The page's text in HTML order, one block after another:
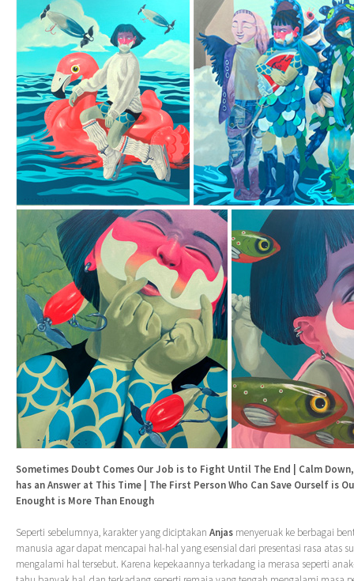
Sometimes Doubt Comes Our Job is to Fight Until The End | Calm
has an Answer at This Time | The First Person Who Can Save Ourself is
Enought is More Than Enough
Seperti sebelumnya, karakter yang diciptakan Anjas menyeruak ke berbagai
manusia agar dapat mencapai hal-hal yang esensial dari presentasi rasa atas
mengalami hal tersebut. Karena kepekaannya terkadang ia merasa seperti